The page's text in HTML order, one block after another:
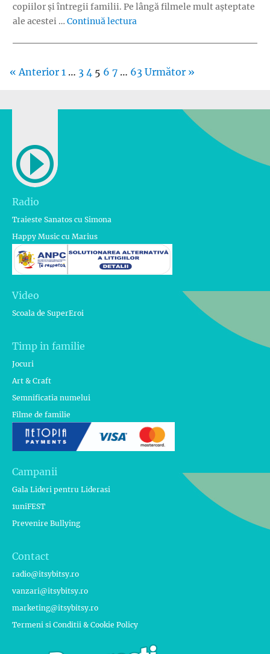
copiilor și întregii familii. Pe lângă filmele mult așteptate
ale acestei … Continuă lectura
« Anterior 1 … 3 4 5 6 7 … 63 Următor »
Radio
Traieste Sanatos cu Simona
Happy Music cu Marius
Video
Scoala de SuperEroi
Timp in familie
Jocuri
Art & Craft
Semnificatia numelui
Filme de familie
Campanii
Gala Lideri pentru Liderasi
1uniFEST
Prevenire Bullying
Contact
radio@itsybitsy.ro
vanzari@itsybitsy.ro
marketing@itsybitsy.ro
Termeni si Conditii & Cookie Policy